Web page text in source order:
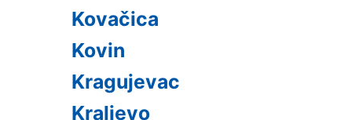
Kovačica
Kovin
Kragujevac
Kraljevo